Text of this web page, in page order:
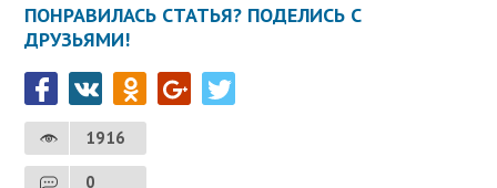
ПОНРАВИЛАСЬ СТАТЬЯ? ПОДЕЛИСЬ С
ДРУЗЬЯМИ!
1916
0